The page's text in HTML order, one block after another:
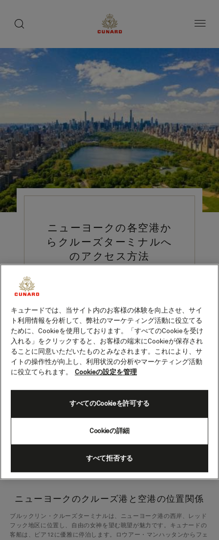
へ
ス
キ
プ
ニューヨークの各空港か
らクルーズターミナルへ
のアクセス方法
ーズターミナルまでのアクセス方法をご
案内いたします。
あとは、空港からブルックリン・クルーズターミナルまでの移動を済ま
進み、イエローキャブの風景を眺めながら、キュナードの客船へ安心し
てご乗船いただけるようご案内いたします。
ニューヨークのクルーズ港と空港の位置関係
ブルックリン・クルーズターミナルは、ニューヨーク港の西岸、レッド
フック地区に位置し、自由の女神を望む眺望が魅力です。キュナードの
客船は、ピア12に優雅に停泊します。ロウアー・マンハッタンからフェ
キュナードでは、当サイト内のお客様の体験を向上させ、サイ
ト利用情報を分析して、弊社のマーケティング活動に役立てる
ために、Cookieを使用しております。「すべてのCookieを受け
入れる」をクリックすると、お客様の端末にCookieが保存され
ることに同意いただいたものとみなされます。これにより、サ
イトの操作性が向上し、利用状況の分析やマーケティング活動
に役立てられます。
Cookieの設定を管理
Cookieの詳細
すべて拒否する
すべてのCookieを許可する